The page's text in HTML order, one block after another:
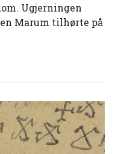
Ugjerningen
Marum tilhørte på
kirkens skog i 1341